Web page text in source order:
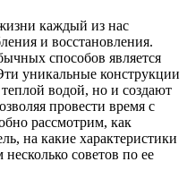
каждый из нас
и восстановления.
способов является
уникальные конструкции
водой, но и создают
провести время с
рассмотрим, как
на какие характеристики
советов по ее